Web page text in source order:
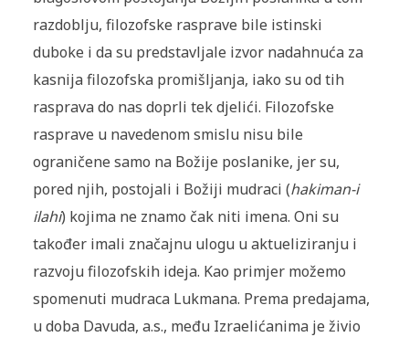
razdoblju, filozofske rasprave bile istinski
duboke i da su predstavljale izvor nadahnuća za
kasnija filozofska promišljanja, iako su od tih
rasprava do nas doprli tek djelići. Filozofske
rasprave u navedenom smislu nisu bile
ograničene samo na Božije poslanike, jer su,
pored njih, postojali i Božiji mudraci (hakiman-i
ilahi) kojima ne znamo čak niti imena. Oni su
također imali značajnu ulogu u aktueliziranju i
razvoju filozofskih ideja. Kao primjer možemo
spomenuti mudraca Lukmana. Prema predajama,
u doba Davuda, a.s., među Izraelićanima je živio